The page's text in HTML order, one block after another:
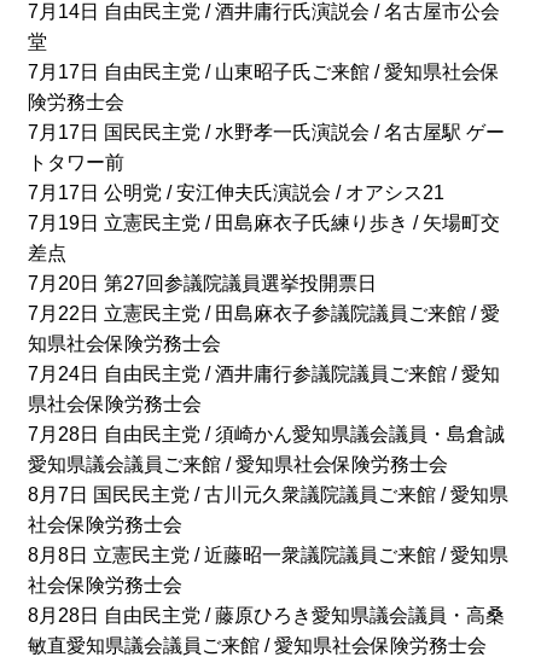
7月14日 自由民主党 / 酒井庸行氏演説会 / 名古屋市公会
堂
7月17日 自由民主党 / 山東昭子氏ご来館 / 愛知県社会保
険労務士会
7月17日 国民民主党 / 水野孝一氏演説会 / 名古屋駅 ゲー
トタワー前
7月17日 公明党 / 安江伸夫氏演説会 / オアシス21
7月19日 立憲民主党 / 田島麻衣子氏練り歩き / 矢場町交
差点
7月20日 第27回参議院議員選挙投開票日
7月22日 立憲民主党 / 田島麻衣子参議院議員ご来館 / 愛
知県社会保険労務士会
7月24日 自由民主党 / 酒井庸行参議院議員ご来館 / 愛知
県社会保険労務士会
7月28日 自由民主党 / 須崎かん愛知県議会議員・島倉誠
愛知県議会議員ご来館 / 愛知県社会保険労務士会
8月7日 国民民主党 / 古川元久衆議院議員ご来館 / 愛知県
社会保険労務士会
8月8日 立憲民主党 / 近藤昭一衆議院議員ご来館 / 愛知県
社会保険労務士会
8月28日 自由民主党 / 藤原ひろき愛知県議会議員・高桑
敏直愛知県議会議員ご来館 / 愛知県社会保険労務士会